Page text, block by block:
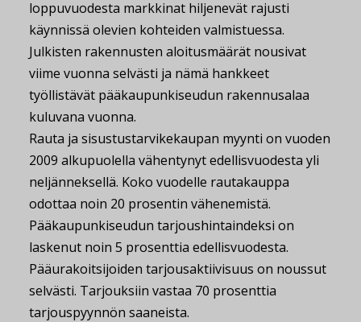
loppuvuodesta markkinat hiljenevät rajusti
käynnissä olevien kohteiden valmistuessa.
Julkisten rakennusten aloitusmäärät nousivat
viime vuonna selvästi ja nämä hankkeet
työllistävät pääkaupunkiseudun rakennusalaa
kuluvana vuonna.
Rauta ja sisustustarvikekaupan myynti on vuoden
2009 alkupuolella vähentynyt edellisvuodesta yli
neljänneksellä. Koko vuodelle rautakauppa
odottaa noin 20 prosentin vähenemistä.
Pääkaupunkiseudun tarjoushintaindeksi on
laskenut noin 5 prosenttia edellisvuodesta.
Pääurakoitsijoiden tarjousaktiivisuus on noussut
selvästi. Tarjouksiin vastaa 70 prosenttia
tarjouspyynnön saaneista.